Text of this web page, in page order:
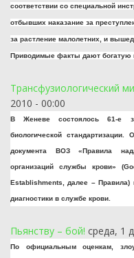
соответствии со специальной
отбывших наказание за
за растление малолетних, и
Приводимые факты дают богатую
Трансфузиологический
2010 - 00:00
В Женеве состоялось 61-е
биологической
документа ВОЗ «Правила
организаций службы крови»
Establishments, далее – Правила)
диагностики в службе крови.
Пьянству – бой! среда, 1
По официальным оценкам,